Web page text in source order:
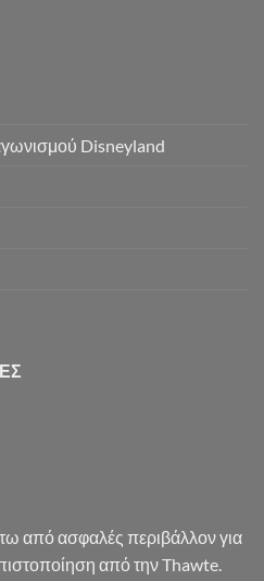
Disneyland
από ασφαλές περιβάλλον για
από την Thawte.